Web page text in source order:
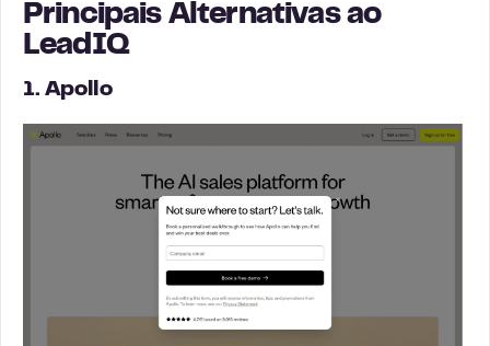
Principais Alternativas ao
LeadIQ
1. Apollo